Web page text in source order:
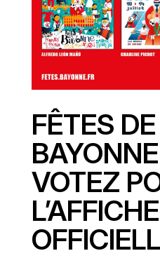
FÊTES DE
VOTEZ
L’AFFICHE